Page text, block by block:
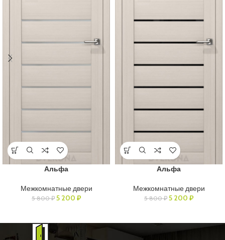
Альфа
Межкомнатные двери
5 800₽ 5 200 ₽
Альфа
Межкомнатные двери
5 800₽ 5 200 ₽